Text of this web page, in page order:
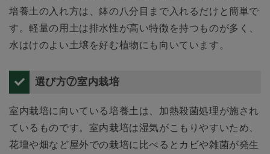
培養土の入れ方は、鉢の八分目まで入れるだけと簡単で
す。軽量の用土は排水性が高い特徴を持つものが多く、
水はけのよい土壌を好む植物にも向いています。
選び方⑦室内栽培
室内栽培に向いている培養土は、加熱殺菌処理が施され
ているものです。室内栽培は湿気がこもりやすいため、
花壇や畑など屋外での栽培に比べるとカビや雑菌が発生